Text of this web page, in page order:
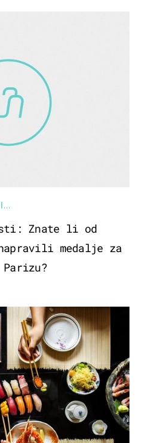
Znate li od
medalje za